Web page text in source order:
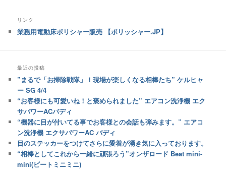
リンク
業務用電動床ポリシャー販売 【ポリッシャー.JP】
最近の投稿
”まるで「お掃除戦隊」！現場が楽しくなる相棒たち” ケルヒャ
ー SG 4/4
“お客様にも可愛いね！と褒められました” エアコン洗浄機 エク
サパワーACバディ
“機器に目が付いてる事でお客様との会話も弾みます。” エアコ
ン洗浄機 エクサパワーAC バディ
目のステッカーをつけてさらに愛着が湧き気に入っております。
“相棒としてこれから一緒に頑張ろう”オンザロード Beat mini-
mini(ビートミニミニ)